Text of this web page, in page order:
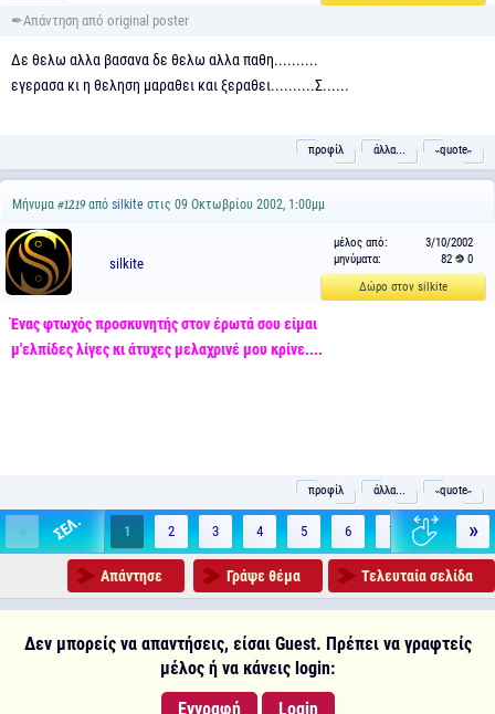
Δε θελω αλλα βασανα δε θελω αλλα παθη..........
εγερασα κι η θεληση μαραθει και ξεραθει..........Σ......
προφίλ άλλα... ˵quote˶
Μήνυμα #1219από silkite στις 09 Οκτωβρίου 2002, 1:00μμ
silkite
μέλος από:
3/10/2002
μηνύματα:
82
0
Δώρο στον silkite
Ένας φτωχός προσκυνητής στον έρωτά σου είμαι
μ'ελπίδες λίγες κι άτυχες μελαχρινέ μου κρίνε....
προφίλ άλλα... ˵quote˶
1 2 3 4 5 6 7 8 9
»
Απάντησε Γράψε θέμα Τελευταία σελίδα
Δεν μπορείς να απαντήσεις, είσαι Guest. Πρέπει να γραφτείς
μέλος ή να κάνεις login:
Εγγραφή
Login